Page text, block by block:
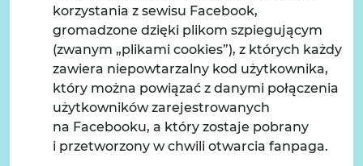
korzystania z sewisu Facebook,
gromadzone dzięki plikom szpiegującym
(zwanym „plikami cookies”), z których każdy
zawiera niepowtarzalny kod użytkownika,
który można powiązać z danymi połączenia
użytkowników zarejestrowanych
na Facebooku, a który zostaje pobrany
i przetworzony w chwili otwarcia fanpaga.